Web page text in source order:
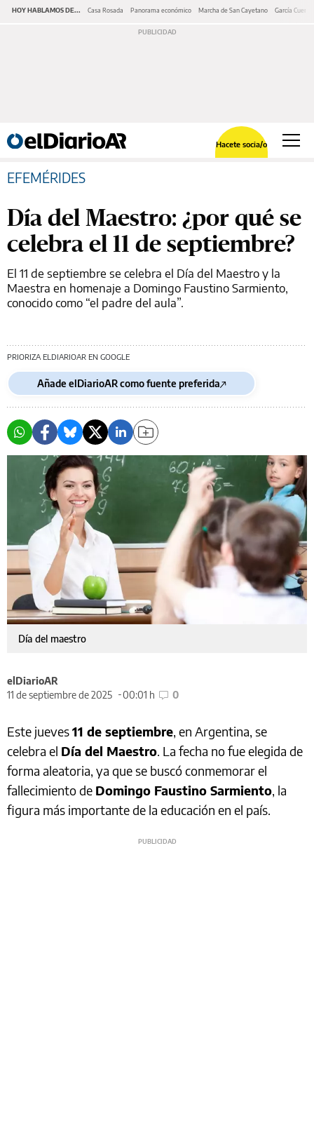
HOY HABLAMOS DE... Casa Rosada Panorama económico Marcha de San Cayetano García Cuerva
Hacete socia/o
EFEMÉRIDES
Día del Maestro: ¿por qué se
celebra el 11 de septiembre?
El 11 de septiembre se celebra el Día del Maestro y la
Maestra en homenaje a Domingo Faustino Sarmiento,
conocido como “el padre del aula”.
PRIORIZA ELDIARIOAR EN GOOGLE
Añade elDiarioAR como fuente preferida
Día del maestro
elDiarioAR
11 de septiembre de 2025
00:01 h 0
Este jueves11 de septiembre, en Argentina, se
celebra el Día del Maestro. La fecha no fue elegida de
forma aleatoria, ya que se buscó conmemorar el
fallecimiento de Domingo Faustino Sarmiento, la
figura más importante de la educación en el país.